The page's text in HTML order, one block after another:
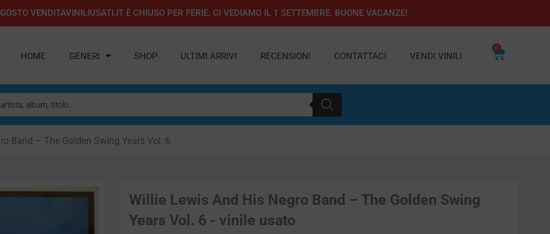
VENDITAVINILIUSATI.IT È CHIUSO PER FERIE. CI VEDIAMO IL 1 SETTEMBRE. BUONE VACANZE!
HOME GENERI SHOP ULTIMI ARRIVI RECENSIONI CONTATTACI VENDI VINILI
0
Carrello
Band – The Golden Swing Years Vol. 6
Willie Lewis And His Negro Band – The Golden Swing
Years Vol. 6 - vinile usato